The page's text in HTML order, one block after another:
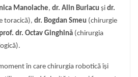
Manolache, dr. Alin Burlacu și dr.
toracică), dr. Bogdan Smeu (chirurgie
prof. dr. Octav Ginghină (chirurgia
în care chirurgia robotică își